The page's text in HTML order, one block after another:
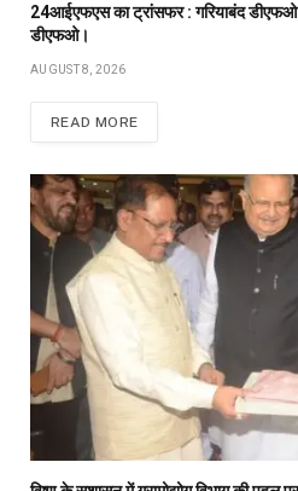
24आईएफएस का ट्रांसफर : गरियाबंद
डीएफओ।
AUGUST 8, 2026
READ MORE